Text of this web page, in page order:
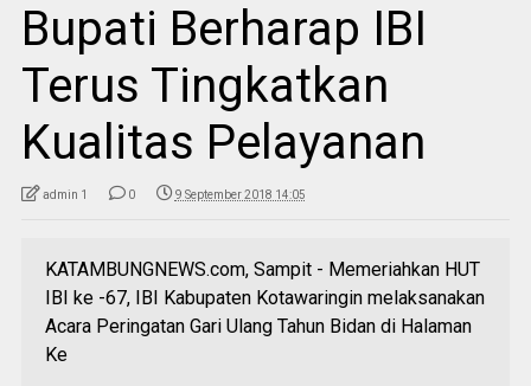
Bupati Berharap IBI
Terus Tingkatkan
Kualitas Pelayanan
admin 1 0 9 September 2018 14:05
KATAMBUNGNEWS.com, Sampit - Memeriahkan HUT
IBI ke -67, IBI Kabupaten Kotawaringin melaksanakan
Acara Peringatan Gari Ulang Tahun Bidan di Halaman
Ke